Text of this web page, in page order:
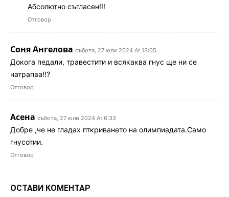
Абсолютно съгласен!!!
Отговор
Соня Ангелова събота, 27 юли 2024 At 13:05
Докога педали, травестити и всякаква гнус ще ни се
натрапва!!?
Отговор
Асена събота, 27 юли 2024 At 6:33
Добре ,че не гладах пткриването на олимпиадата.Само
гнусотии.
Отговор
ОСТАВИ КОМЕНТАР